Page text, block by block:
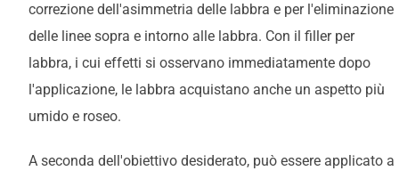
correzione dell'asimmetria delle labbra e per l'eliminazione
delle linee sopra e intorno alle labbra. Con il filler per
labbra, i cui effetti si osservano immediatamente dopo
l'applicazione, le labbra acquistano anche un aspetto più
umido e roseo.
A seconda dell'obiettivo desiderato, può essere applicato a